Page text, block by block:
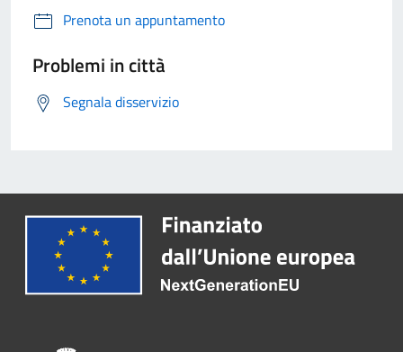
Prenota un appuntamento
Problemi in città
Segnala disservizio